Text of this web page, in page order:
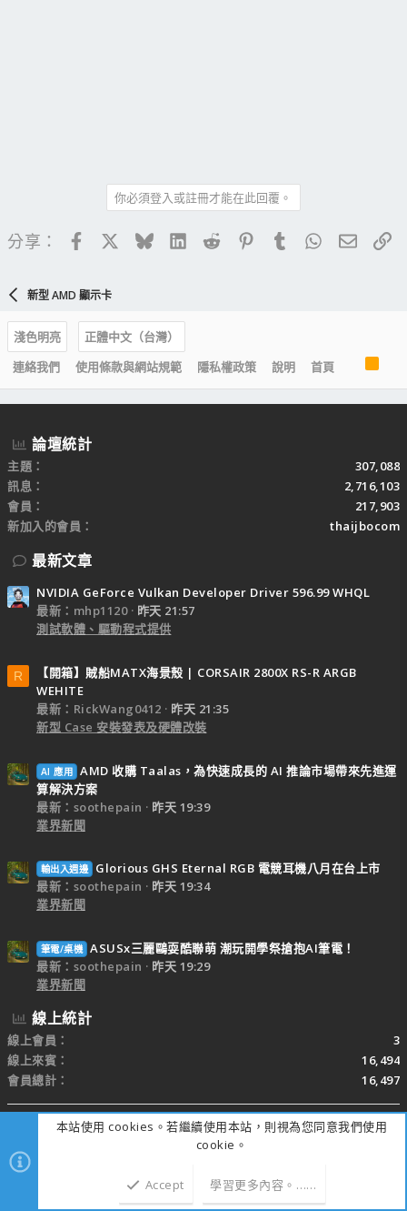
你必須登入或註冊才能在此回覆。
分享： FacebookBlueskyLinkedIn
Reddit PinterestTumblrWhatsApp
電子
新型 AMD 顯示卡
淺色明亮
正體中文（台灣）
連絡我們
使用條款與網站規範 隱私權政策 說明 首頁
R
S
S
論壇統計
主題
307,088
訊息
2,716,103
會員
217,903
新加入的會員
thaijbocom
最新文章
NVIDIA GeForce Vulkan Developer Driver 596.99 WHQL
最新：mhp1120
昨天 21:57
測試軟體、驅動程式提供
R
【開箱】賊船MATX海景殼 | CORSAIR 2800X RS-R ARGB
WEHITE
最新：RickWang0412
昨天 21:35
新型 Case 安裝發表及硬體改裝
AI 應用 AMD 收購 Taalas，為快速成長的 AI 推論市場帶來先進運
算解決方案
最新：soothepain
昨天 19:39
業界新聞
輸出入週邊
Glorious GHS Eternal RGB 電競耳機八月在台上市
最新：soothepain
昨天 19:34
業界新聞
筆電/桌機 ASUSx三麗鷗耍酷聯萌 潮玩開學祭搶抱AI筆電！
最新：soothepain
昨天 19:29
業界新聞
線上統計
線上會員
3
線上來賓
16,494
會員總計
16,497
包含隱身會員的總數。
本站使用 cookies。若繼續使用本站，則視為您同意我們使用
cookie。
Accept 學習更多內容。……